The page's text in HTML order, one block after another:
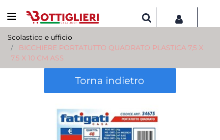
Open menu
Scolastico e ufficio
BICCHIERE PORTATUTTO QUADRATO PLASTICA 7,5 X
7,5 X 10 CM ASS
Torna indietro